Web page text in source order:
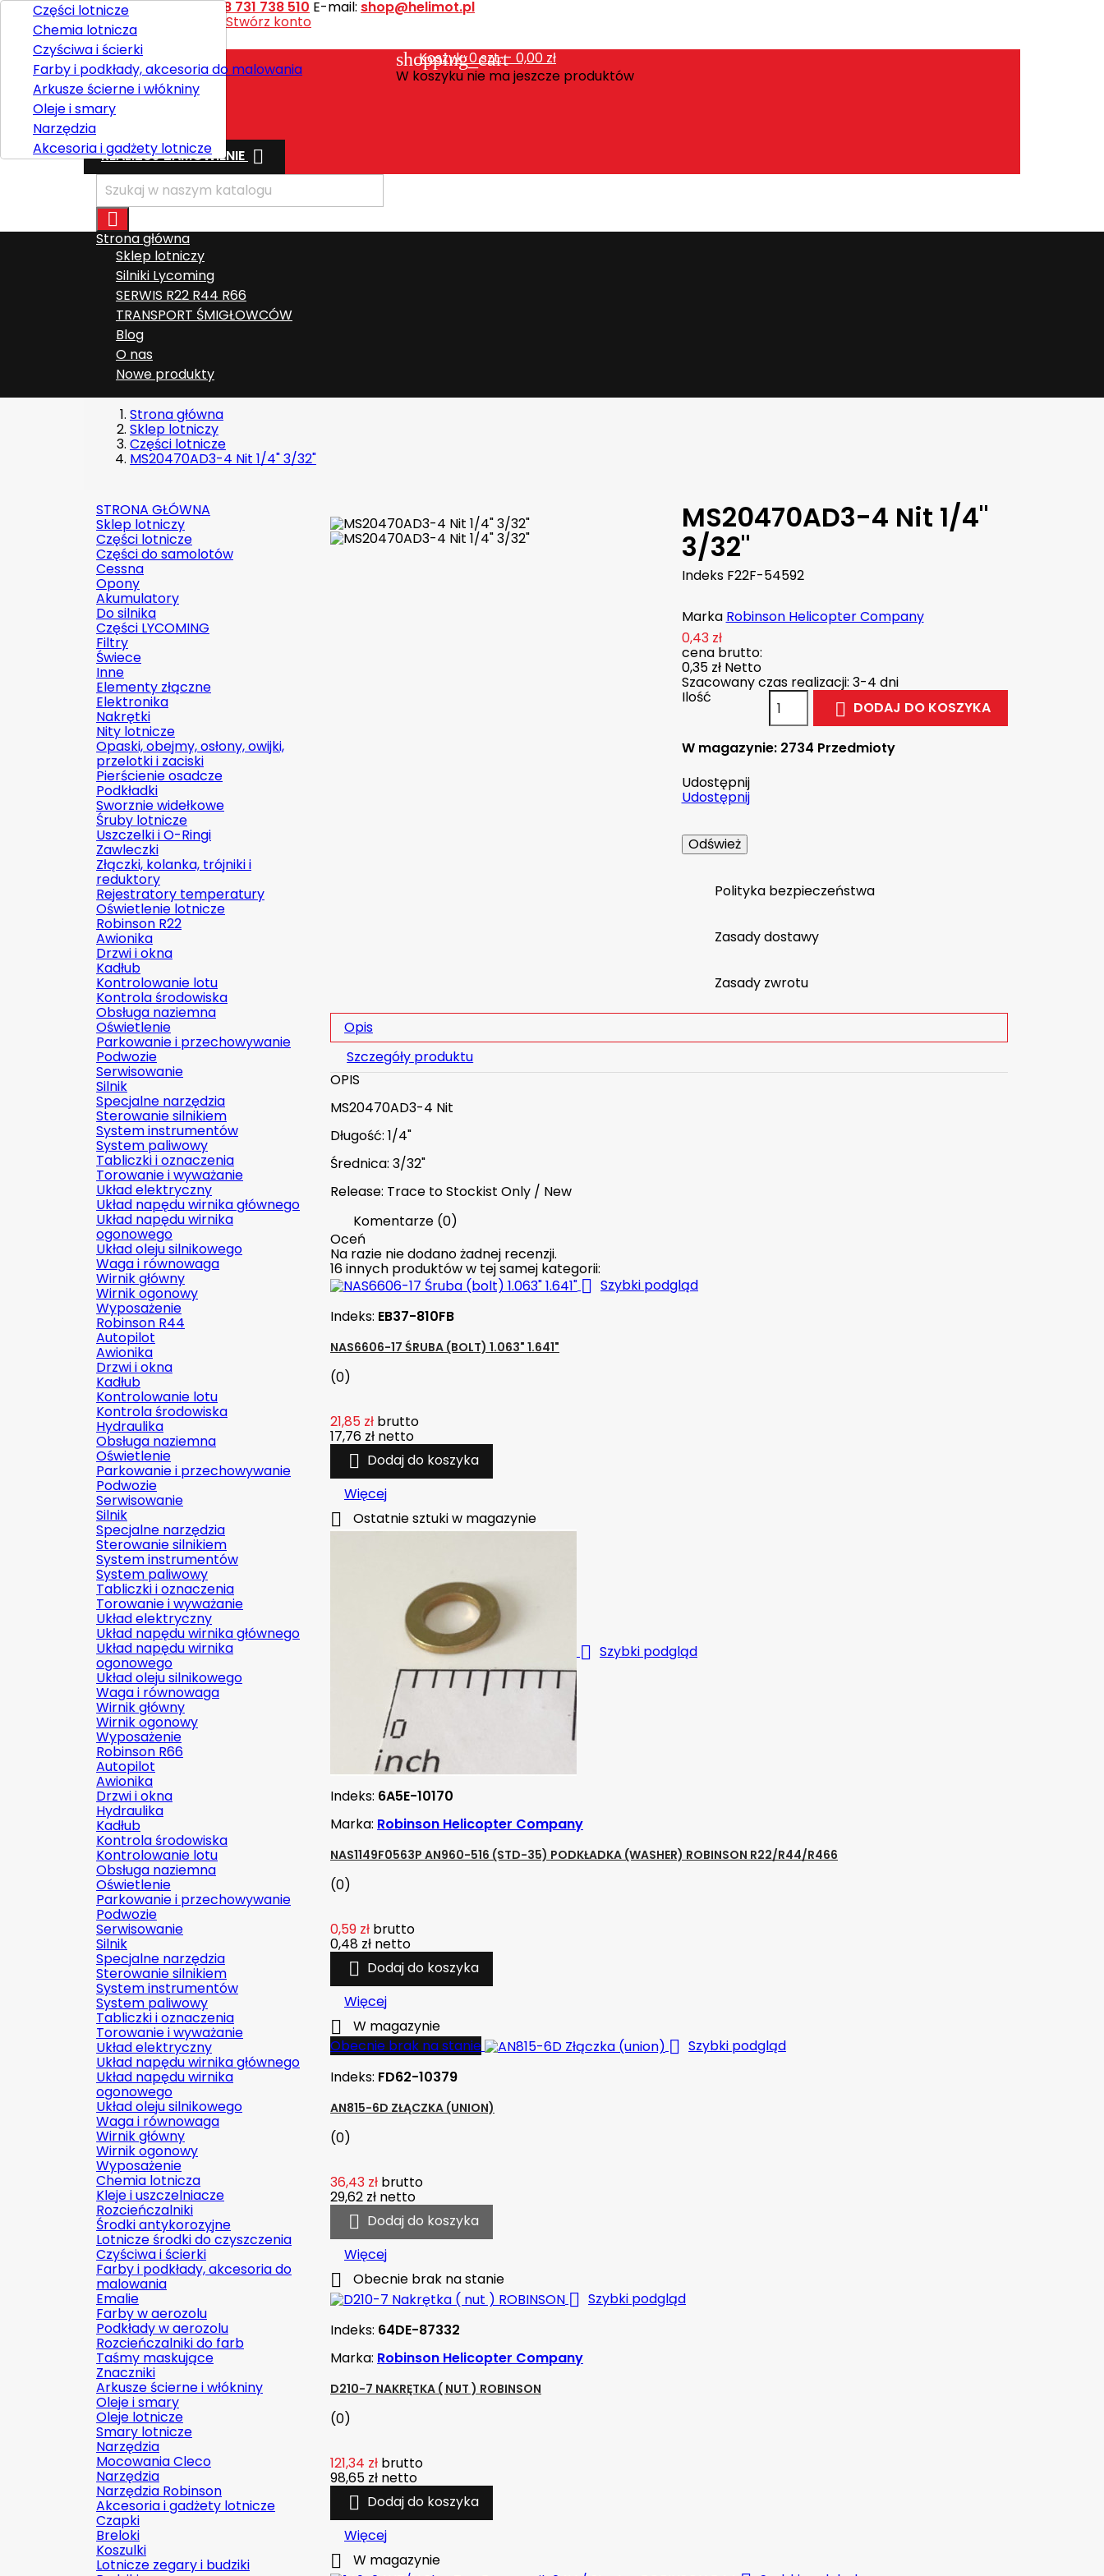
KontaktTelefon:+48 731 738 510 E-mail: shop@helimot.pl
Witaj,
Stwórz konto
Polski
shopping_cart
Koszyk:0szt. - 0,00 zł
W koszyku nie ma jeszcze produktów
Wysyłka
Razem
REALIZUJ ZAMÓWIENIE 

Strona główna
Sklep lotniczy
Części lotnicze
Chemia lotnicza
Czyściwa i ścierki
Farby i podkłady, akcesoria do malowania
Arkusze ścierne i włókniny
Oleje i smary
Narzędzia
Akcesoria i gadżety lotnicze
Silniki Lycoming
SERWIS R22 R44 R66
TRANSPORT ŚMIGŁOWCÓW
Blog
O nas
Nowe produkty
Strona główna
Sklep lotniczy
Części lotnicze
MS20470AD3-4 Nit 1/4" 3/32"
STRONA GŁÓWNA
Sklep lotniczy
Części lotnicze
Części do samolotów
Cessna
Opony
Akumulatory
Do silnika
Części LYCOMING
Filtry
Świece
Inne
Elementy złączne
Elektronika
Nakrętki
Nity lotnicze
Opaski, obejmy, osłony, owijki,
przelotki i zaciski
Pierścienie osadcze
Podkładki
Sworznie widełkowe
Śruby lotnicze
Uszczelki i O-Ringi
Zawleczki
Złączki, kolanka, trójniki i
reduktory
Rejestratory temperatury
Oświetlenie lotnicze
Robinson R22
Awionika
Drzwi i okna
Kadłub
Kontrolowanie lotu
Kontrola środowiska
Obsługa naziemna
Oświetlenie
Parkowanie i przechowywanie
Podwozie
Serwisowanie
Silnik
Specjalne narzędzia
Sterowanie silnikiem
System instrumentów
System paliwowy
Tabliczki i oznaczenia
Torowanie i wyważanie
Układ elektryczny
Układ napędu wirnika głównego
Układ napędu wirnika
ogonowego
Układ oleju silnikowego
Waga i równowaga
Wirnik główny
Wirnik ogonowy
Wyposażenie
Robinson R44
Autopilot
Awionika
Drzwi i okna
Kadłub
Kontrolowanie lotu
Kontrola środowiska
Hydraulika
Obsługa naziemna
Oświetlenie
Parkowanie i przechowywanie
Podwozie
Serwisowanie
Silnik
Specjalne narzędzia
Sterowanie silnikiem
System instrumentów
System paliwowy
Tabliczki i oznaczenia
Torowanie i wyważanie
Układ elektryczny
Układ napędu wirnika głównego
Układ napędu wirnika
ogonowego
Układ oleju silnikowego
Waga i równowaga
Wirnik główny
Wirnik ogonowy
Wyposażenie
Robinson R66
Autopilot
Awionika
Drzwi i okna
Hydraulika
Kadłub
Kontrola środowiska
Kontrolowanie lotu
Obsługa naziemna
Oświetlenie
Parkowanie i przechowywanie
Podwozie
Serwisowanie
Silnik
Specjalne narzędzia
Sterowanie silnikiem
System instrumentów
System paliwowy
Tabliczki i oznaczenia
Torowanie i wyważanie
Układ elektryczny
Układ napędu wirnika głównego
Układ napędu wirnika
ogonowego
Układ oleju silnikowego
Waga i równowaga
Wirnik główny
Wirnik ogonowy
Wyposażenie
Chemia lotnicza
Kleje i uszczelniacze
Rozcieńczalniki
Środki antykorozyjne
Lotnicze środki do czyszczenia
Czyściwa i ścierki
Farby i podkłady, akcesoria do
malowania
Emalie
Farby w aerozolu
Podkłady w aerozolu
Rozcieńczalniki do farb
Taśmy maskujące
Znaczniki
Arkusze ścierne i włókniny
Oleje i smary
Oleje lotnicze
Smary lotnicze
Narzędzia
Mocowania Cleco
Narzędzia
Narzędzia Robinson
Akcesoria i gadżety lotnicze
Czapki
Breloki
Koszulki
Lotnicze zegary i budziki
MS20470AD3-4 Nit 1/4"
3/32"
Indeks F22F-54592
Marka Robinson Helicopter Company
0,43 zł
cena brutto:
0,35 zł Netto
Szacowany czas realizacji: 3-4 dni
Ilość
 DODAJ DO KOSZYKA
W magazynie: 2734 Przedmioty
Udostępnij
Udostępnij
Polityka bezpieczeństwa
Zasady dostawy
Zasady zwrotu
Opis
Szczegóły produktu
OPIS
MS20470AD3-4 Nit
Długość: 1/4"
Średnica: 3/32"
Release: Trace to Stockist Only / New
Komentarze (0)
Oceń
Na razie nie dodano żadnej recenzji.
16 innych produktów w tej samej kategorii:
 Szybki podgląd
Indeks: EB37-810FB
NAS6606-17 ŚRUBA (BOLT) 1.063" 1.641"
(0)
21,85 zł brutto
17,76 zł netto
 Dodaj do koszyka
Więcej
 Ostatnie sztuki w magazynie
 Szybki podgląd
Indeks: 6A5E-10170
Marka: Robinson Helicopter Company
NAS1149F0563P AN960-516 (STD-35) PODKŁADKA (WASHER) ROBINSON R22/R44/R466
(0)
0,59 zł brutto
0,48 zł netto
 Dodaj do koszyka
Więcej

W magazynie
Obecnie brak na stanie
 Szybki podgląd
Indeks: FD62-10379
AN815-6D ZŁĄCZKA (UNION)
(0)
36,43 zł brutto
29,62 zł netto
 Dodaj do koszyka
Więcej
 Obecnie brak na stanie
 Szybki podgląd
Indeks: 64DE-87332
Marka: Robinson Helicopter Company
D210-7 NAKRĘTKA ( NUT ) ROBINSON
(0)
121,34 zł brutto
98,65 zł netto
 Dodaj do koszyka
Więcej
 W magazynie